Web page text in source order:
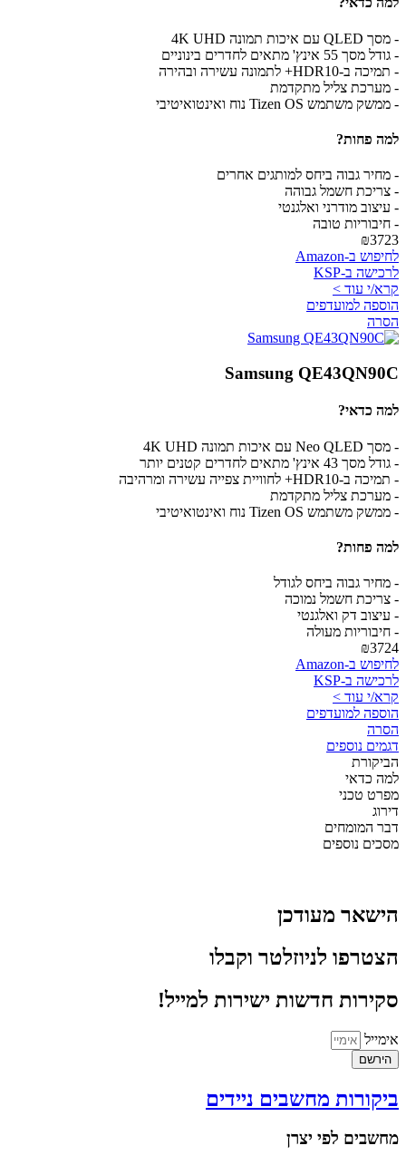
- מסך QLED עם איכות תמונה 4K UHD
- גודל מסך 55 אינץ' מתאים לחדרים בינוניים
- תמיכה ב-HDR10+ לתמונה עשירה ובהירה
- מערכת צליל מתקדמת
- ממשק משתמש Tizen OS נוח ואינטואיטיבי
למה פחות?
- מחיר גבוה ביחס למותגים אחרים
- צריכת חשמל גבוהה
- עיצוב מודרני ואלגנטי
- חיבוריות טובה
₪3723
לחיפוש ב-Amazon
לרכישה ב-KSP
קרא/י עוד >
הוספה למועדפים
הסרה
Samsung QE43QN90C
למה כדאי?
- מסך Neo QLED עם איכות תמונה 4K UHD
- גודל מסך 43 אינץ' מתאים לחדרים קטנים יותר
- תמיכה ב-HDR10+ לחוויית צפייה עשירה ומרהיבה
- מערכת צליל מתקדמת
- ממשק משתמש Tizen OS נוח ואינטואיטיבי
למה פחות?
- מחיר גבוה ביחס לגודל
- צריכת חשמל נמוכה
- עיצוב דק ואלגנטי
- חיבוריות מעולה
₪3724
לחיפוש ב-Amazon
לרכישה ב-KSP
קרא/י עוד >
הוספה למועדפים
הסרה
דגמים נוספים
הביקורת
למה כדאי
מפרט טכני
דירוג
דבר המומחים
מסכים נוספים
הישאר מעודכן
הצטרפו לניוזלטר וקבלו
סקירות חדשות ישירות למייל!
אימייל
הירשם
ביקורות מחשבים ניידים
מחשבים לפי יצרן